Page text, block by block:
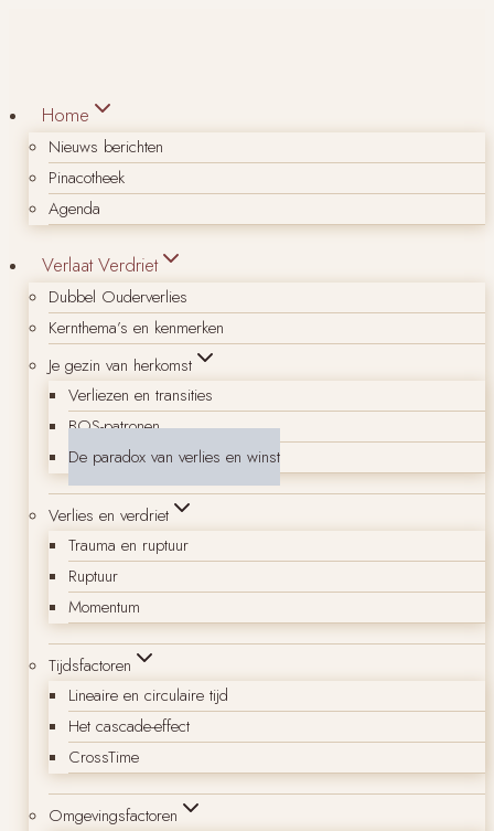
Home
Nieuws berichten
Pinacotheek
Agenda
Verlaat Verdriet
Dubbel Ouderverlies
Kernthema’s en kenmerken
Je gezin van herkomst
Verliezen en transities
BOS-patronen
De paradox van verlies en winst
Verlies en verdriet
Trauma en ruptuur
Ruptuur
Momentum
Tijdsfactoren
Lineaire en circulaire tijd
Het cascade-effect
CrossTime
Omgevingsfactoren